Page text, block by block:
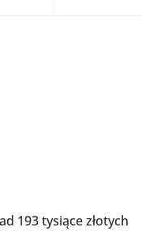
193 tysiące złotych